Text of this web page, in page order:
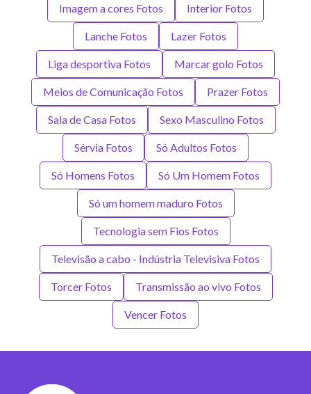
Imagem a cores Fotos Interior Fotos
Lanche Fotos Lazer Fotos
Liga desportiva Fotos Marcar golo Fotos
Meios de Comunicação Fotos Prazer Fotos
Sala de Casa Fotos Sexo Masculino Fotos
Sérvia Fotos Só Adultos Fotos
Só Homens Fotos Só Um Homem Fotos
Só um homem maduro Fotos
Tecnologia sem Fios Fotos
Televisão a cabo - Indústria Televisiva Fotos
Torcer Fotos Transmissão ao vivo Fotos
Vencer Fotos